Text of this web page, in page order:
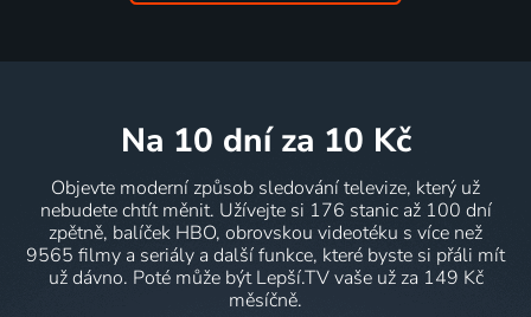
na 10 dní za 10 Kč
Objevte moderní způsob sledování televize, který už
nebudete chtít měnit. Užívejte si 176 stanic až 100 dní
zpětně, balíček HBO, obrovskou videotéku s více než
9565 filmy a seriály a další funkce, které byste si přáli mít
už dávno. Poté může být Lepší.TV vaše už za 149 Kč
měsíčně.